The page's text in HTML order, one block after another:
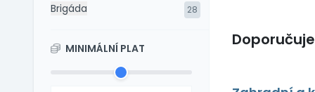
Brigáda 28
MINIMÁLNÍ PLAT